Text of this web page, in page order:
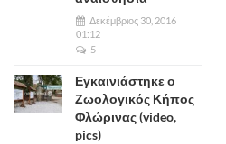
Δεκέμβριος 30, 2016
01:12
5
Εγκαινιάστηκε ο
Ζωολογικός Κήπος
Φλώρινας (video,
pics)